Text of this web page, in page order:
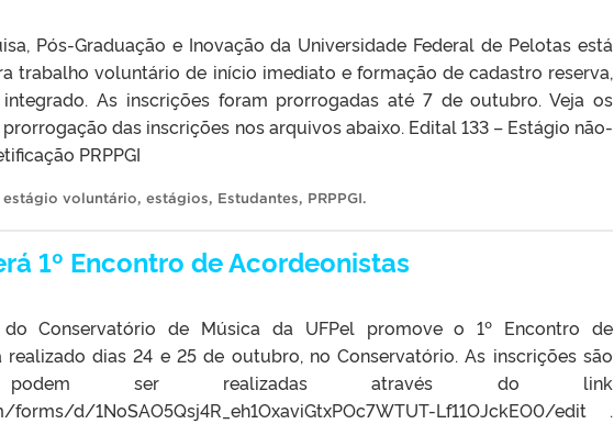
Pós-Graduação e Inovação da Universidade Federal de Pelotas está
trabalho voluntário de início imediato e formação de cadastro reserva,
As inscrições foram prorrogadas até 7 de outubro. Veja os
das inscrições nos arquivos abaixo. Edital 133 – Estágio não-
PRPPGI
estágio voluntário, estágios, Estudantes, PRPPGI.
1º Encontro de Acordeonistas
Conservatório de Música da UFPel promove o 1º Encontro de
realizado dias 24 e 25 de outubro, no Conservatório. As inscrições são
ser realizadas através do link
d/1NoSAO5Qsj4R_eh1OxaviGtxPOc7WTUT-Lf11OJckEO0/edit .